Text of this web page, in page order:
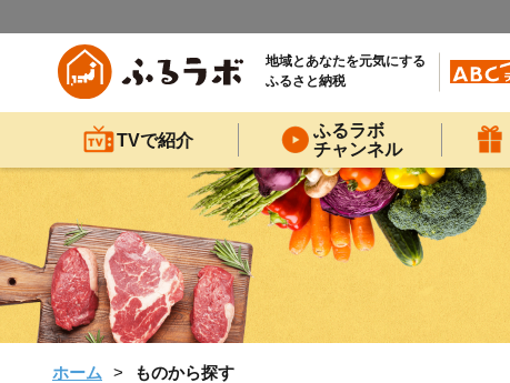
地域とあなたを元気にする
ふるさと納税
TVで紹介
ふるラボ
チャンネル
ホーム ものから探す